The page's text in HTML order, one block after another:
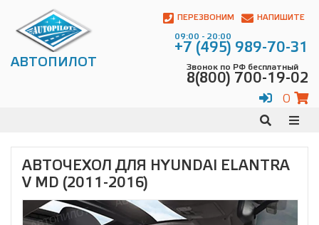
АВТОПИЛОТ
ПЕРЕЗВОНИМ НАПИШИТЕ
09:00 - 20:00
+7 (495) 989-70-31
Звонок по РФ бесплатный
8(800) 700-19-02
0
АВТОЧЕХОЛ ДЛЯ HYUNDAI ELANTRA
V MD (2011-2016)
Контакты:
Адрес:
Чагинская
700-
Телефон:+7
(495)